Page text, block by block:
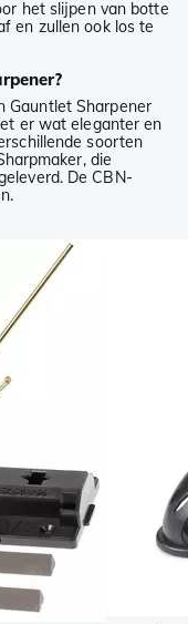
het slijpen van botte
en zullen ook los te
Gauntlet Sharpener
er wat eleganter en
soorten
die
De CBN-